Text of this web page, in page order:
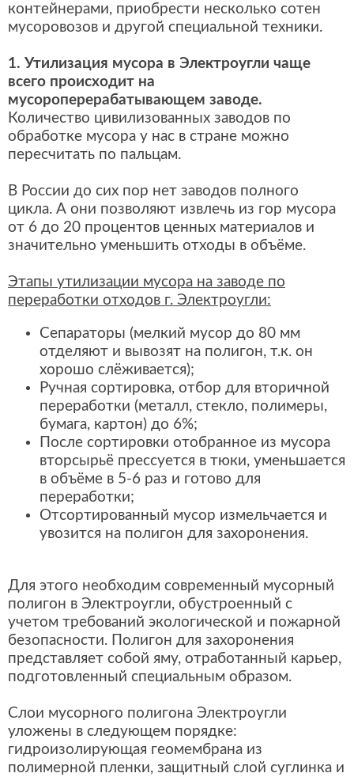
контейнерами, приобрести несколько сотен
мусоровозов и другой специальной техники.
1. Утилизация мусора в Электроугли чаще
всего происходит на
мусороперерабатывающем заводе.
Количество цивилизованных заводов по
обработке мусора у нас в стране можно
пересчитать по пальцам.
В России до сих пор нет заводов полного
цикла. А они позволяют извлечь из гор мусора
от 6 до 20 процентов ценных материалов и
значительно уменьшить отходы в объёме.
Этапы утилизации мусора на заводе по
переработки отходов г. Электроугли:
Сепараторы (мелкий мусор до 80 мм
отделяют и вывозят на полигон, т.к. он
хорошо слёживается);
Ручная сортировка, отбор для вторичной
переработки (металл, стекло, полимеры,
бумага, картон) до 6%;
После сортировки отобранное из мусора
вторсырьё прессуется в тюки, уменьшается
в объёме в 5-6 раз и готово для
переработки;
Отсортированный мусор измельчается и
увозится на полигон для захоронения.
Для этого необходим современный мусорный
полигон в Электроугли, обустроенный с
учетом требований экологической и пожарной
безопасности. Полигон для захоронения
представляет собой яму, отработанный карьер,
подготовленный специальным образом.
Слои мусорного полигона Электроугли
уложены в следующем порядке:
гидроизолирующая геомембрана из
полимерной пленки, защитный слой суглинка и